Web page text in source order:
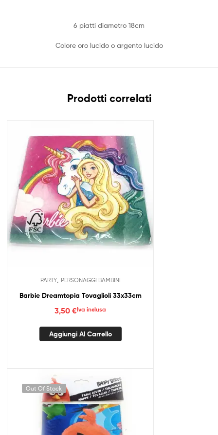
6 piatti diametro 18cm
Colore oro lucido o argento lucido
Prodotti correlati
PARTY, PERSONAGGI BAMBINI
Barbie Dreamtopia Tovaglioli 33x33cm
3,50 €Iva inclusa
Aggiungi Al Carrello
Out Of Stock